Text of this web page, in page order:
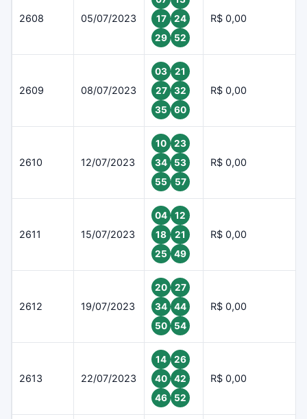
2608 05/07/2023
17
24
29
52
R$ 0,00
2609 08/07/2023
03
21
27
32
35
60
R$ 0,00
2610 12/07/2023
10
23
34
53
55
57
R$ 0,00
2611 15/07/2023
04
12
18
21
25
49
R$ 0,00
2612 19/07/2023
20
27
34
44
50
54
R$ 0,00
2613 22/07/2023
14
26
40
42
46
52
R$ 0,00